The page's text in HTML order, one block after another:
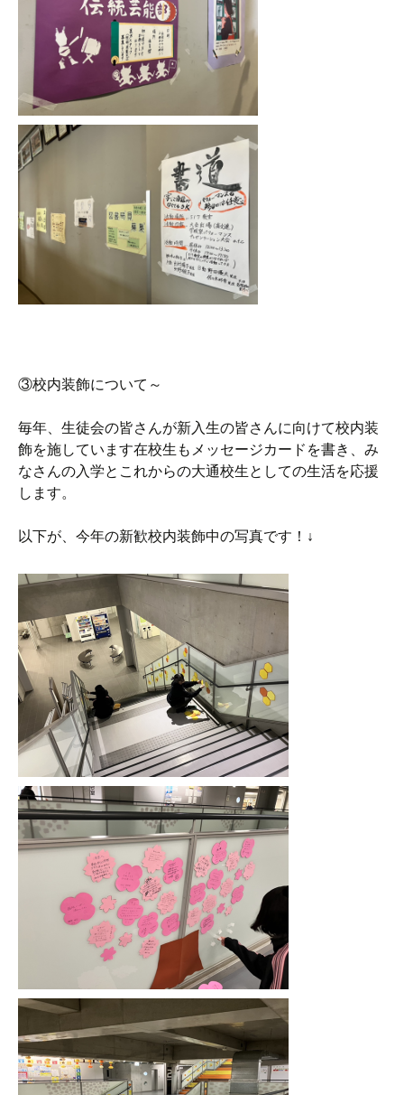
③校内装飾について～
毎年、生徒会の皆さんが新入生の皆さんに向けて校内装
飾を施しています在校生もメッセージカードを書き、み
なさんの入学とこれからの大通校生としての生活を応援
します。
以下が、今年の新歓校内装飾中の写真です！↓